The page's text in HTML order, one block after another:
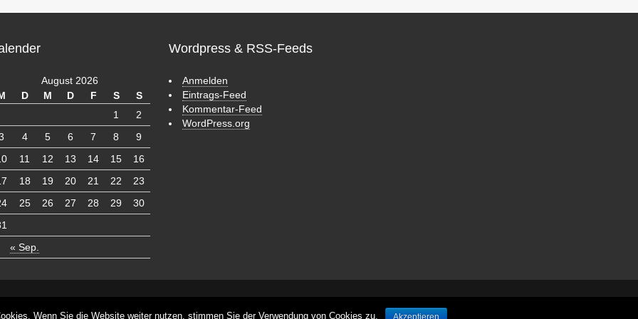
August 2026
D M D F S S
« Sep.
1
2
4 5 6 7 8
9
11 12 13 14 15
16
18 19 20 21 22
23
25 26 27 28 29
30
Wordpress & RSS-Feeds
Anmelden
Eintrags-Feed
Kommentar-Feed
WordPress.org
Wenn Sie die Website weiter nutzen, stimmen Sie der Verwendung von Cookies zu. Akzeptieren